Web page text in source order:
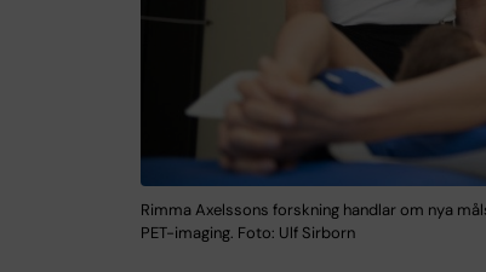
Rimma Axelssons forskning handlar om nya
PET-imaging. Foto: Ulf Sirborn